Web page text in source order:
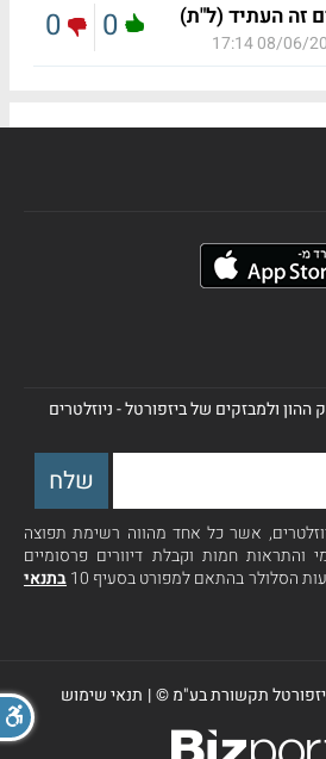
זה העתיד (ל"ת)
08/06/2015
0
0
ולמבזקים של ביזפורטל - ניוזלטרים
אשר כל אחד מהווה רשימת תפוצה
והתראות חמות וקבלת דיוורים פרסומיים
הסלולר בהתאם למפורט בסעיף 10
בתנאי
תקשורת בע"מ ©| תנאי שימוש